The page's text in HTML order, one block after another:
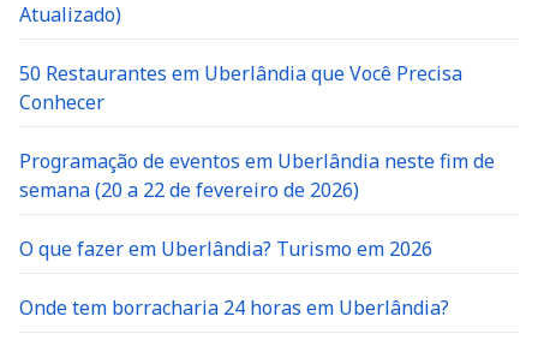
Atualizado)
50 Restaurantes em Uberlândia que Você Precisa
Conhecer
Programação de eventos em Uberlândia neste fim de
semana (20 a 22 de fevereiro de 2026)
O que fazer em Uberlândia? Turismo em 2026
Onde tem borracharia 24 horas em Uberlândia?